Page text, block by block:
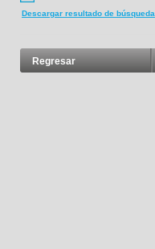
Descargar resultado de búsqueda
Regresar